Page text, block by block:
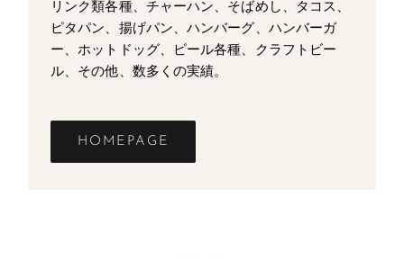
リンク類各種、チャーハン、そばめし、タコス、
ピタパン、揚げパン、ハンバーグ、ハンバーガ
ー、ホットドッグ、ビール各種、クラフトビー
ル、その他、数多くの実績。
HOMEPAGE